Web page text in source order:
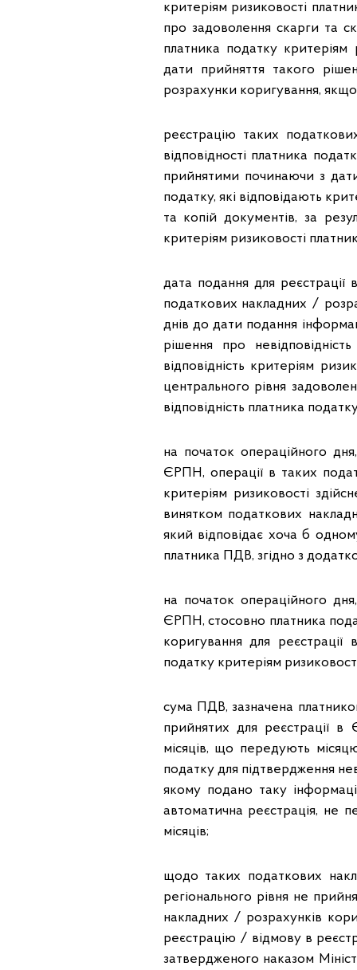
критеріям ризиковості
про задоволення скарги та
платника податку критеріям
дати прийняття такого
розрахунки коригування,
реєстрацію таких
відповідності платника
прийнятими починаючи з
податку, які відповідають
та копій документів, за
критеріям ризиковості
дата подання для
податкових накладних /
днів до дати подання
рішення про
відповідність критеріям
центрального рівня
відповідність платника
на початок операційного
ЄРПН, операції в таких
критеріям ризиковості
винятком податкових
який відповідає хоча б
платника ПДВ, згідно з
на початок операційного
ЄРПН, стосовно платника
коригування для
податку критеріям
сума ПДВ, зазначена
прийнятих для реєстрації
місяців, що передують
податку для підтвердження
якому подано таку
автоматична реєстрація, не
місяців;
щодо таких податкових
регіонального рівня не
накладних / розрахунків
реєстрацію / відмову в
затвердженого наказом